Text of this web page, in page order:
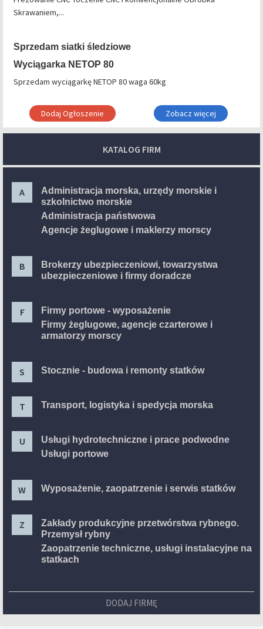
Skrawaniem,...
Sprzedam siatki śledziowe
Wyciągarka NETOP 80
Sprzedam wyciągarkę NETOP 80 waga 60kg
Dodaj Ogłoszenie Zobacz więcej
KATALOG FIRM
A
Administracja morska, urzędy morskie i
szkolnictwo morskie
Administracja państwowa
Agencje żeglugowe i maklerzy morscy
B
Brokerzy ubezpieczeniowi, towarzystwa
ubezpieczeniowe i firmy doradcze
F
Firmy portowe - wyposażenie
Firmy żeglugowe, agencje czarterowe i
armatorzy morscy
S Stocznie - budowa i remonty statków
T Transport, logistyka i spedycja morska
U
Usługi hydrotechniczne i prace podwodne
Usługi portowe
W Wyposażenie, zaopatrzenie i serwis statków
Z
Zakłady produkcyjne przetwórstwa rybnego.
Przemysł rybny
Zaopatrzenie techniczne, usługi instalacyjne na
statkach
DODAJ FIRMĘ